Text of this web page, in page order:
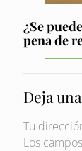
¿Se
pena de
Deja
Tu
Los